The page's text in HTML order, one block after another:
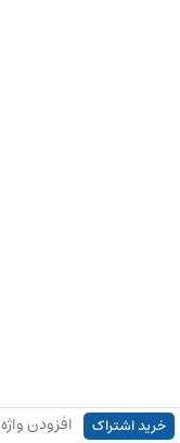
خرید اشتراک افزودن واژه